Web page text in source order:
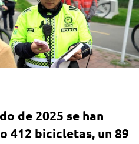
de 2025 se han
412 bicicletas, un 89